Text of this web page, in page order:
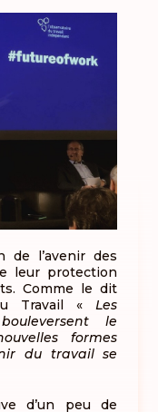
de l’avenir des
leur protection
Comme le dit
Travail «Les
le
formes
du travail se
d’un peu de